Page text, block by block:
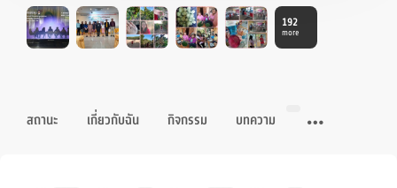
192
more
สถานะ เกี่ยวกับฉัน กิจกรรม บทความ